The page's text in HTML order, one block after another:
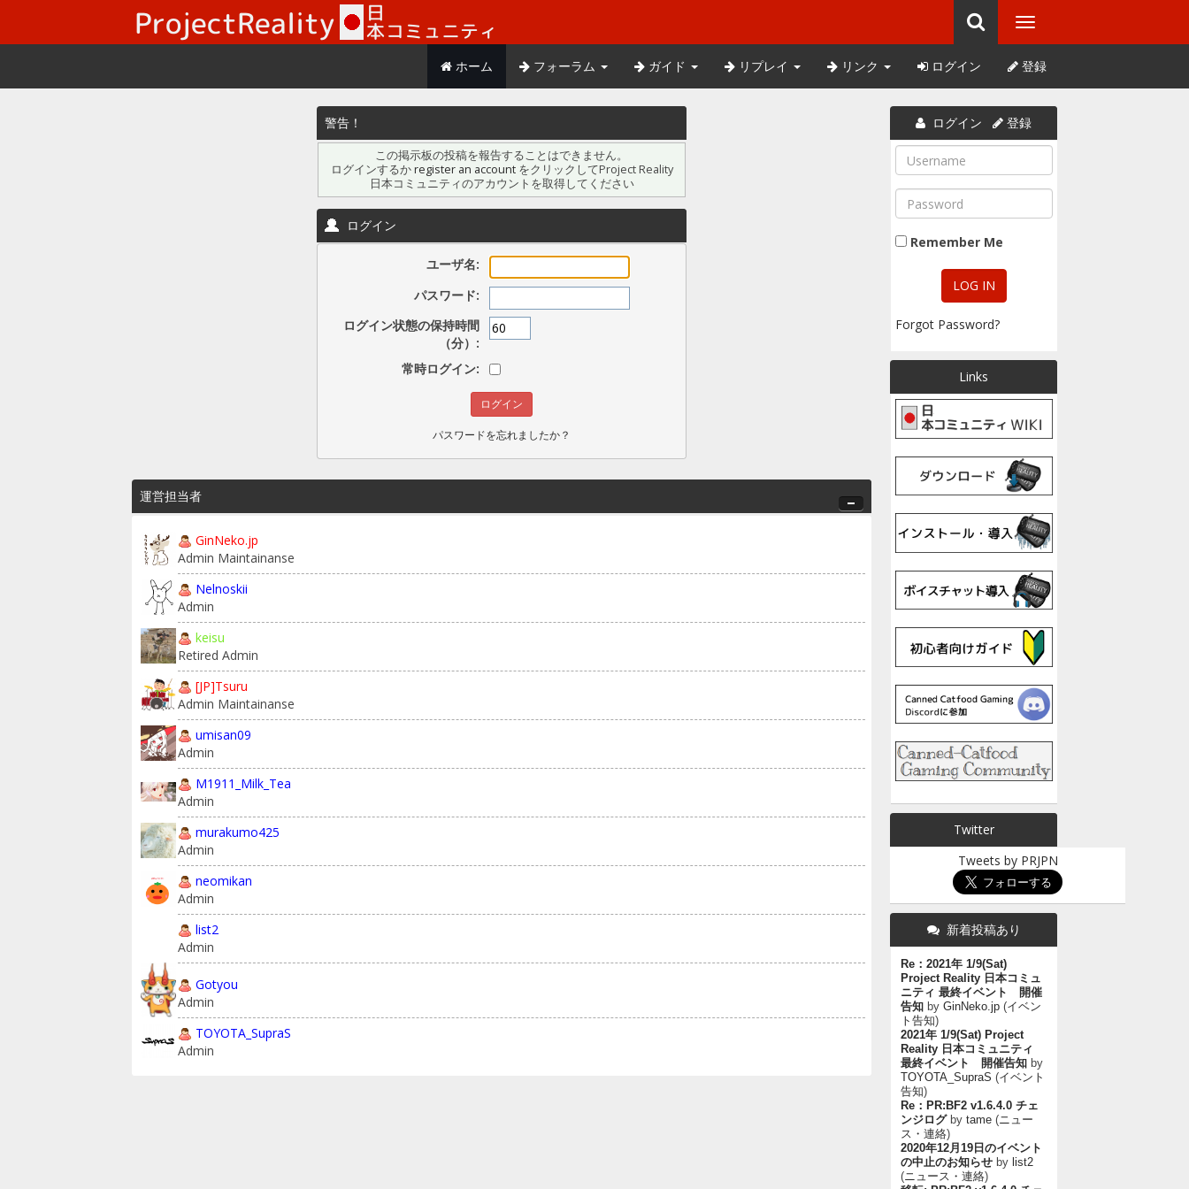
ホーム フォーラム ガイド リプレイ リンク ログイン 登録
警告！
この掲示板の投稿を報告することはできません。
ログインするかregister an accountをクリックしてProject Reality
日本コミュニティのアカウントを取得してください
ログイン
ユーザ名:
パスワード:
ログイン状態の保持時間
（分）:
常時ログイン:
パスワードを忘れましたか？
運営担当者
GinNeko.jp
Admin Maintainanse
Nelnoskii
Admin
keisu
Retired Admin
[JP]Tsuru
Admin Maintainanse
umisan09
Admin
M1911_Milk_Tea
Admin
murakumo425
Admin
neomikan
Admin
list2
Admin
Gotyou
Admin
TOYOTA_SupraS
Admin
ログイン 登録
Remember Me
Forgot Password?
Links
Twitter
Tweets by PRJPN
新着投稿あり
Re：2021年 1/9(Sat)
Project Reality 日本コミュ
ニティ 最終イベント 開催
告知 by GinNeko.jp(イベン
ト告知)
2021年 1/9(Sat) Project
Reality 日本コミュニティ
最終イベント 開催告知 by
TOYOTA_SupraS (イベント
告知)
Re：PR:BF2 v1.6.4.0 チェ
ンジログby tame(ニュー
ス・連絡)
2020年12月19日のイベント
の中止のお知らせby list2
(ニュース・連絡)